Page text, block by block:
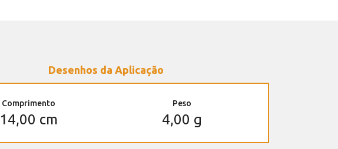
Desenhos da Aplicação
Comprimento
14,00 cm
Peso
4,00 g